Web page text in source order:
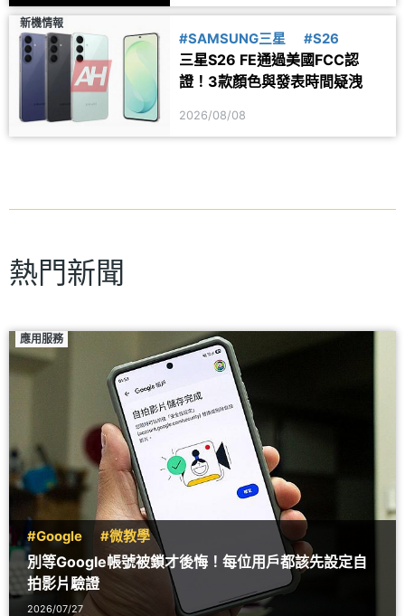
新機情報
#SAMSUNG三星 #S26
三星S26 FE通過美國FCC認
證！3款顏色與發表時間疑洩
2026/08/08
熱門新聞
應用服務
#Google #微教學
別等Google帳號被鎖才後悔！每位用戶都該先設定自
拍影片驗證
2026/07/27